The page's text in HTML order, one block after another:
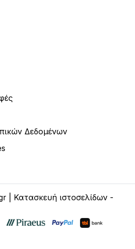
Δεδομένων
| Κατασκευή ιστοσελίδων -